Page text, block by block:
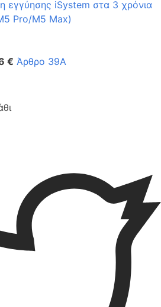
εγγύησης iSystem στα 3 χρόνια
Pro/M5 Max)
€ Άρθρο 39Α